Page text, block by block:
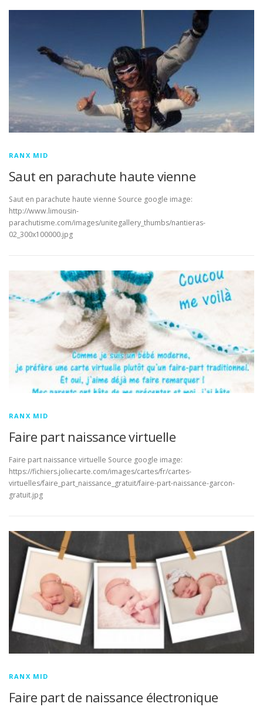
RANX MID
Saut en parachute haute vienne
Saut en parachute haute vienne Source google image:
http://www.limousin-
parachutisme.com/images/unitegallery_thumbs/nantieras-
02_300x100000.jpg
RANX MID
Faire part naissance virtuelle
Faire part naissance virtuelle Source google image:
https://fichiers.joliecarte.com/images/cartes/fr/cartes-
virtuelles/faire_part_naissance_gratuit/faire-part-naissance-garcon-
gratuit.jpg
RANX MID
Faire part de naissance électronique